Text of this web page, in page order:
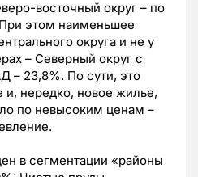
восточный округ – по
При этом наименьшее
округа и не у
– Северный округ с
– 23,8%. По сути, это
и, нередко, новое жилье,
по невысоким ценам –
в сегментации «районы